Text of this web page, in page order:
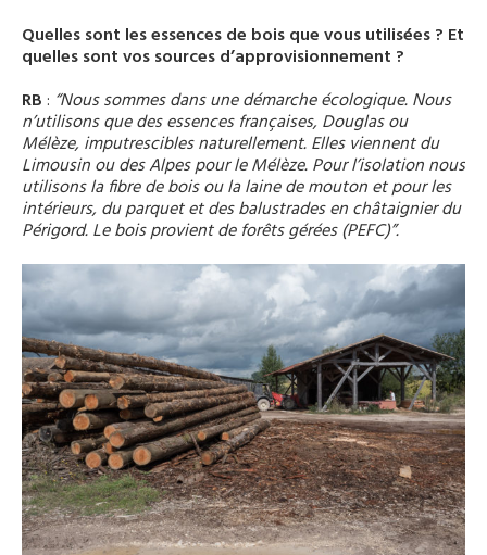
Quelles sont les essences de bois que vous utilisées ? Et
quelles sont vos sources d’approvisionnement ?
RB: “Nous sommes dans une démarche écologique. Nous
n’utilisons que des essences françaises, Douglas ou
Mélèze, imputrescibles naturellement. Elles viennent du
Limousin ou des Alpes pour le Mélèze. Pour l’isolation nous
utilisons la fibre de bois ou la laine de mouton et pour les
intérieurs, du parquet et des balustrades en châtaignier du
Périgord. Le bois provient de forêts gérées (PEFC)”.